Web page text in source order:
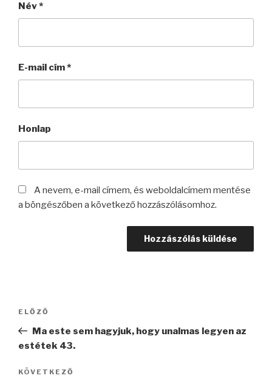
Név*
E-mail cím*
Honlap
A nevem, e-mail címem, és weboldalcímem mentése
a böngészőben a következő hozzászólásomhoz.
Bejegyzés
Korábbi
bejegyzés
ELŐZŐ
Ma este sem hagyjuk, hogy unalmas legyen az
estétek 43.
Következő
KÖVETKEZŐ